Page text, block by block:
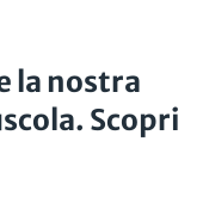
la nostra
Scopri